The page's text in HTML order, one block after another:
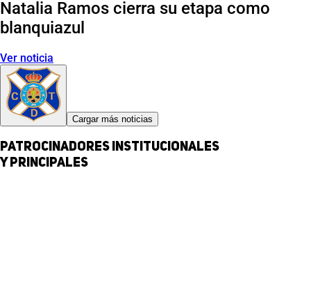
Natalia Ramos cierra su etapa como
blanquiazul
Ver noticia
Cargar más noticias
Patrocinadores institucionales
y principales